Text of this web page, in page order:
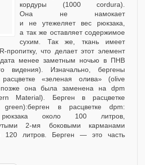
кордуры (1000 cordura).
Она не намокает
и не утежеляет вес рюкзака,
а так же оставляет содержимое
сухим. Так же, ткань имеет
пропитку, что делает этот элемент
менее заметным ночью в ПНВ
видения). Изначально, бергены
«зеленая олива» (olive
она была заменена на dpm
Material). Берген в расцветке
в расцветке dpm:
рюкзака около 100 литров,
2-мя боковыми карманами
120 литров. Берген — это часть